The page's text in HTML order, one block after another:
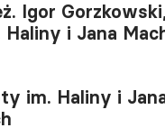
Igor
i Jana
im. Haliny i